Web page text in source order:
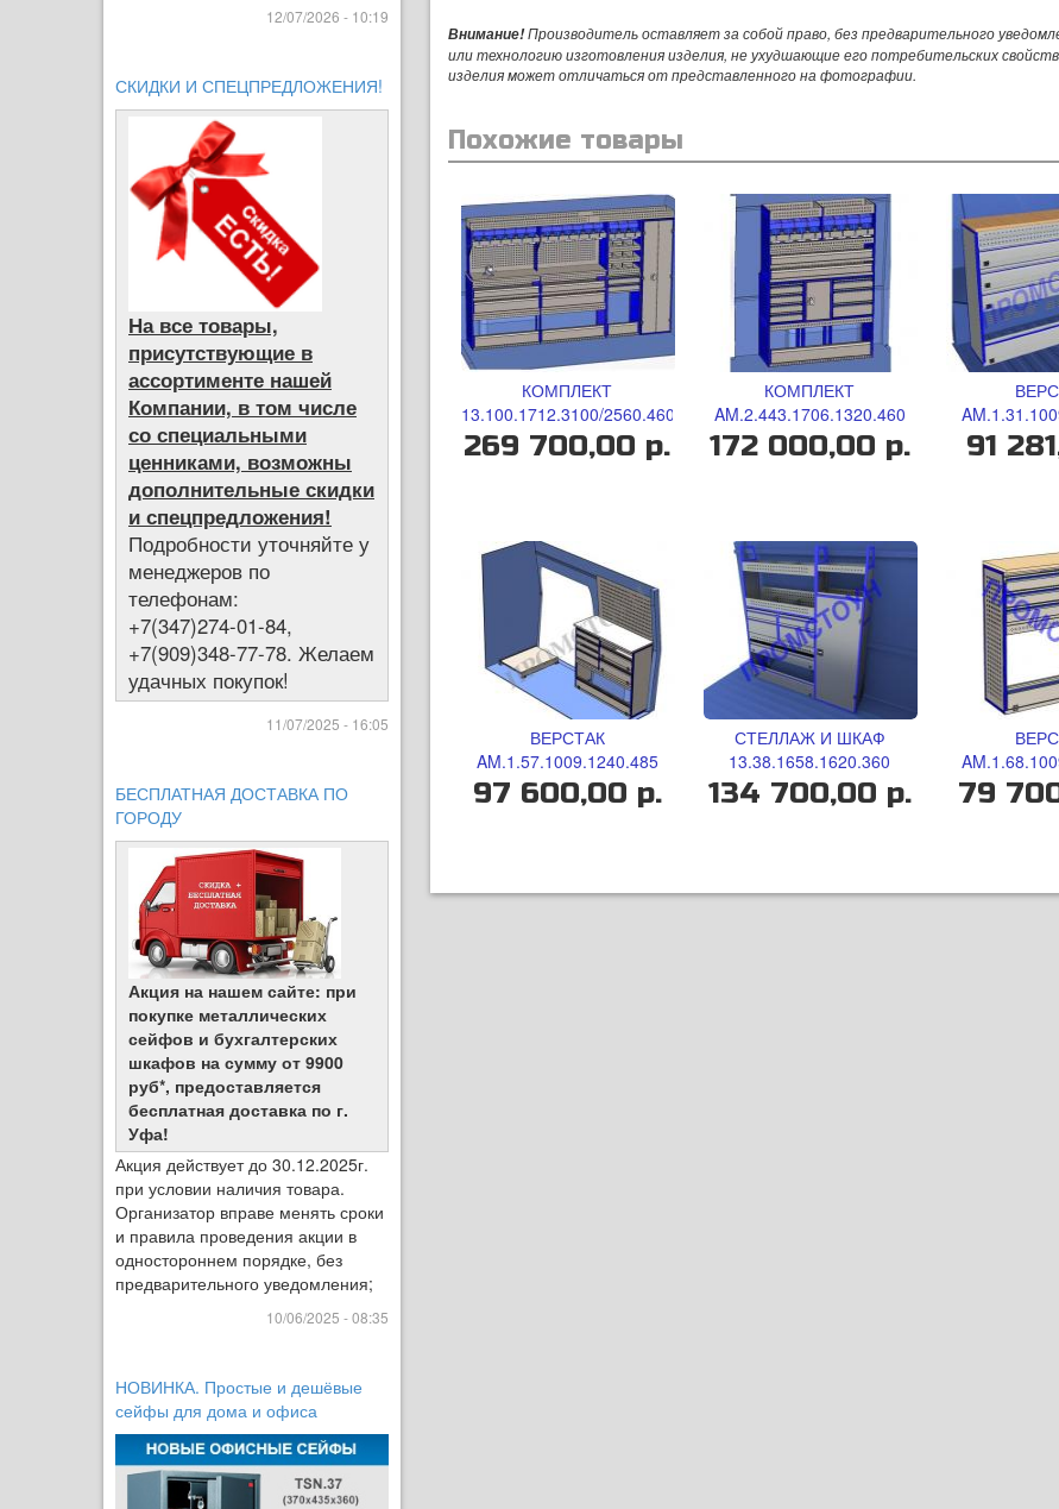
12/07/2026 - 10:19
СКИДКИ И СПЕЦПРЕДЛОЖЕНИЯ!
На все товары,
присутствующие в
ассортименте нашей
Компании, в том числе
со специальными
ценниками, возможны
дополнительные скидки
и спецпредложения!
Подробности уточняйте у
менеджеров по
телефонам:
+7(347)274-01-84,
+7(909)348-77-78. Желаем
удачных покупок!
11/07/2025 - 16:05
БЕСПЛАТНАЯ ДОСТАВКА ПО
ГОРОДУ
Акция на нашем сайте: при
покупке металлических
сейфов и бухгалтерских
шкафов на сумму от 9900
руб*, предоставляется
бесплатная доставка по г.
Уфа!
Акция действует до 30.12.2025г.
при условии наличия товара.
Организатор вправе менять сроки
и правила проведения акции в
одностороннем порядке, без
предварительного уведомления;
10/06/2025 - 08:35
НОВИНКА. Простые и дешёвые
сейфы для дома и офиса
Внимание!Производитель оставляет за собой право, без предварительного
или технологию изготовления изделия, не ухудшающие его потребительских
изделия может отличаться от представленного на фотографии.
Похожие товары
КОМПЛЕКТ
13.100.1712.3100/2560.460
269 700,00 р.
КОМПЛЕКТ
AM.2.443.1706.1320.460
172 000,00 р. 91
ВЕРСТАК
AM.1.57.1009.1240.485
97 600,00 р.
СТЕЛЛАЖ И ШКАФ
13.38.1658.1620.360
134 700,00 р. 79